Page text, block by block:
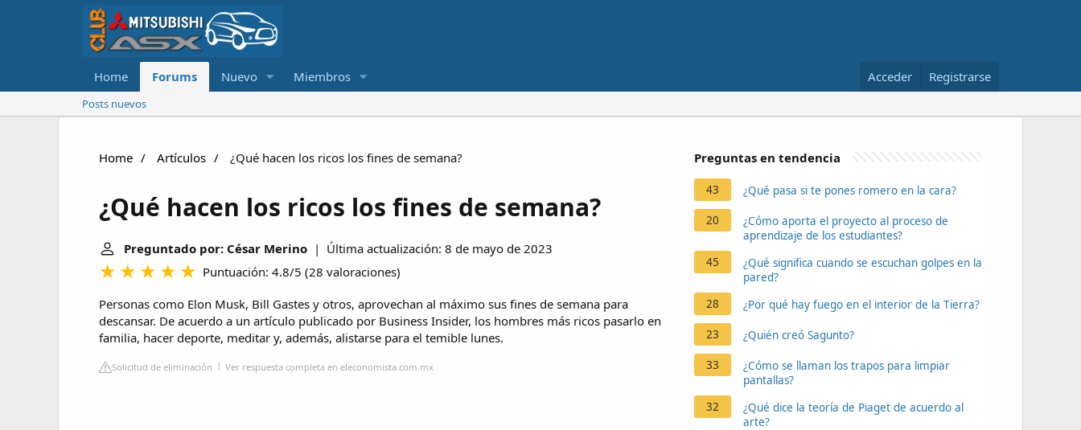
Home Forums Nuevo Miembros Acceder Registrarse
Posts nuevos
Home Artículos ¿Qué hacen los ricos los fines de semana?
¿Qué hacen los ricos los fines de semana?
Preguntado por: César Merino | Última actualización: 8 de mayo de 2023
Puntuación: 4.8/5 (28 valoraciones)
Personas como Elon Musk, Bill Gastes y otros, aprovechan al máximo sus fines de semana para
descansar. De acuerdo a un artículo publicado por Business Insider, los hombres más ricos pasarlo en
familia, hacer deporte, meditar y, además, alistarse para el temible lunes.
Solicitud de eliminación Ver respuesta completa en eleconomista.com.mx
Preguntas en tendencia
43 ¿Qué pasa si te pones romero en la cara?
20
¿Cómo aporta el proyecto al proceso de
aprendizaje de los estudiantes?
45
¿Qué significa cuando se escuchan golpes en la
pared?
28
¿Por qué hay fuego en el interior de la Tierra?
23 ¿Quién creó Sagunto?
33
¿Cómo se llaman los trapos para limpiar
pantallas?
32
¿Qué dice la teoría de Piaget de acuerdo al
arte?